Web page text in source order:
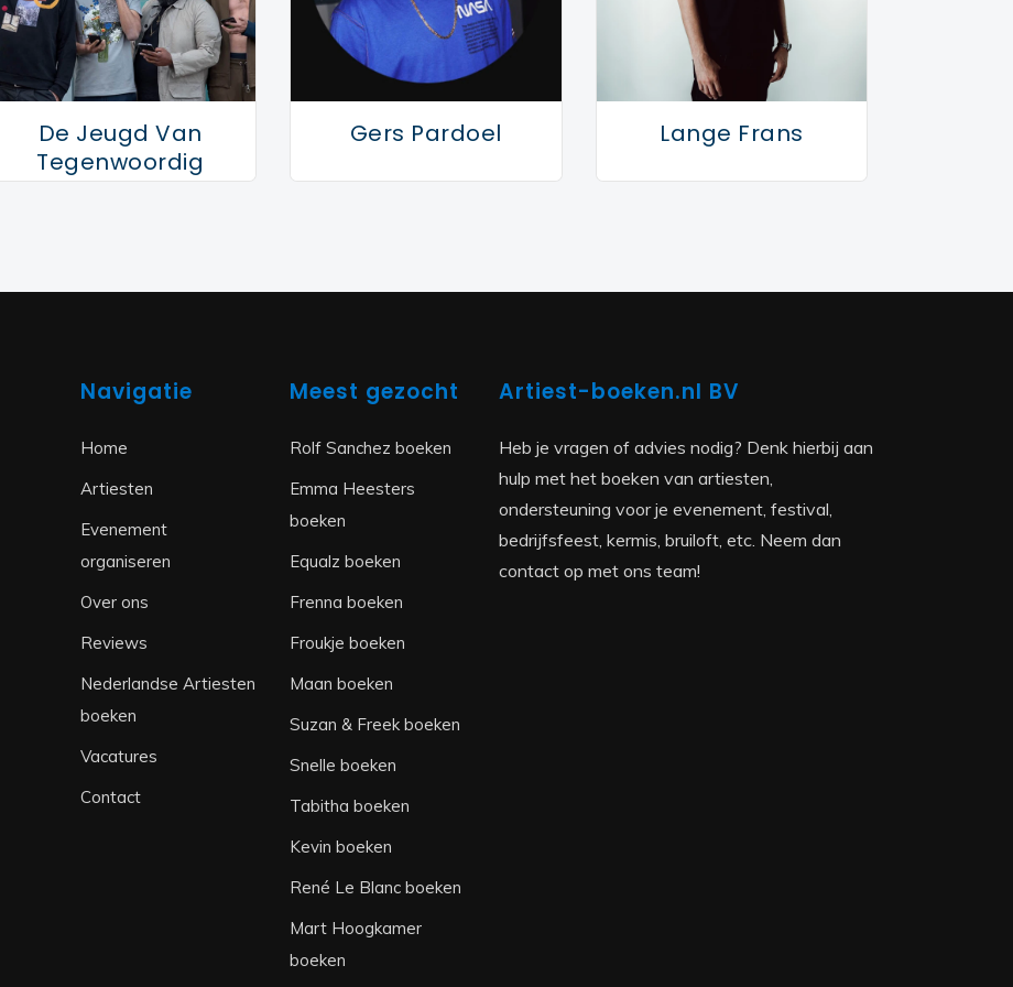
‘Slapeloze Nachten’. De
met Nintendo en zal vanaf 16 juli
EP welke in 2012 uitkomt. De EP is
dat in 2013 verwacht wordt.
De Jeugd Van
Tegenwoordig
Gers Pardoel Lange Frans
Navigatie
Home
Artiesten
Evenement
organiseren
Over ons
Reviews
Nederlandse Artiesten
boeken
Vacatures
Contact
Meest gezocht
Rolf Sanchez boeken
Emma Heesters
boeken
Equalz boeken
Frenna boeken
Froukje boeken
Maan boeken
Suzan & Freek boeken
Snelle boeken
Tabitha boeken
Kevin boeken
René Le Blanc boeken
Mart Hoogkamer
boeken
Artiest-boeken.nl BV
Heb je vragen of advies nodig? Denk hierbij aan
hulp met het boeken van artiesten,
ondersteuning voor je evenement, festival,
bedrijfsfeest, kermis, bruiloft, etc. Neem dan
contact op met ons team!